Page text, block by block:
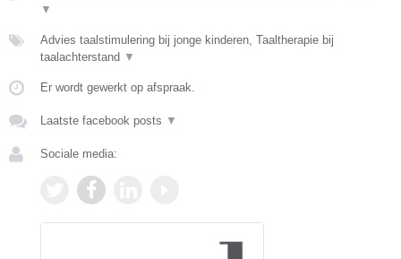
▼
Advies taalstimulering bij jonge kinderen, Taaltherapie bij
taalachterstand ▼
Er wordt gewerkt op afspraak.
Laatste facebook posts ▼
Sociale media: